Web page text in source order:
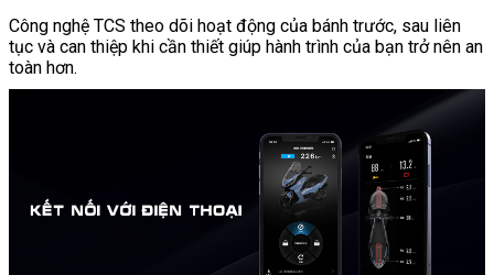
Công nghệ TCS theo dõi hoạt động của bánh trước, sau liên
tục và can thiệp khi cần thiết giúp hành trình của bạn trở nên an
toàn hơn.